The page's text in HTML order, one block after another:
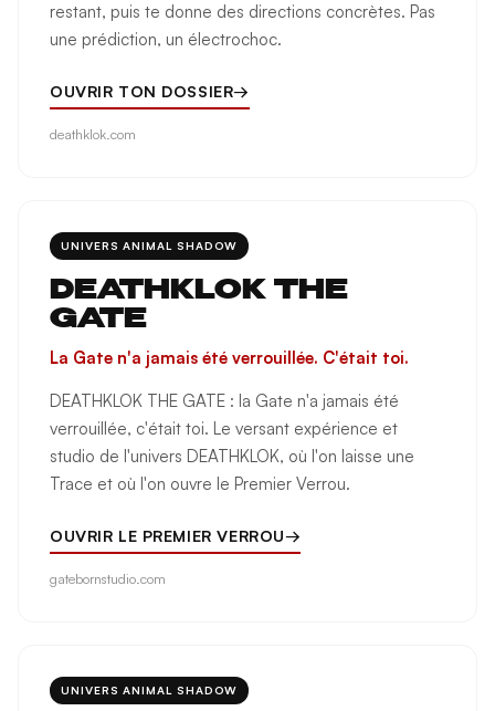
restant, puis te donne des directions concrètes. Pas
une prédiction, un électrochoc.
OUVRIR TON DOSSIER→
deathklok.com
UNIVERS ANIMAL SHADOW
DEATHKLOK THE
GATE
La Gate n'a jamais été verrouillée. C'était toi.
DEATHKLOK THE GATE : la Gate n'a jamais été
verrouillée, c'était toi. Le versant expérience et
studio de l'univers DEATHKLOK, où l'on laisse une
Trace et où l'on ouvre le Premier Verrou.
OUVRIR LE PREMIER VERROU→
gatebornstudio.com
UNIVERS ANIMAL SHADOW